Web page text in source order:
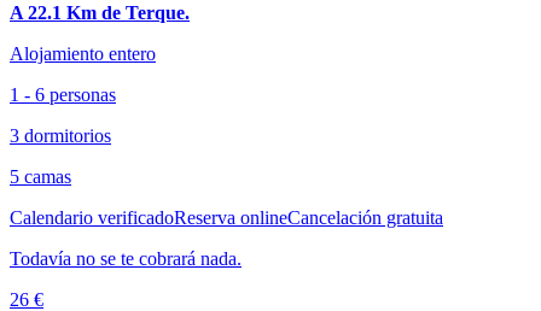
A 22.1 Km de Terque.
Alojamiento entero
1 - 6 personas
3 dormitorios
5 camas
Calendario verificadoReserva onlineCancelación gratuita
Todavía no se te cobrará nada.
26 €